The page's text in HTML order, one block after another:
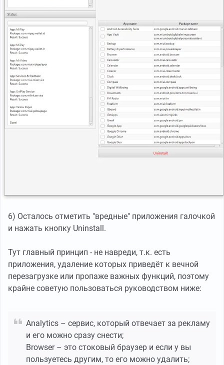
6) Осталось отметить "вредные" приложения галочкой
и нажать кнопку Uninstall.
Тут главный принцип - не навреди, т.к. есть
приложения, удаление которых приведёт к вечной
перезагрузке или пропаже важных функций, поэтому
крайне советую пользоваться руководством ниже:
Analytics – сервис, который отвечает за рекламу
и его можно сразу снести;
Browser – это стоковый браузер и если у вы
пользуетесь другим, то его можно удалить;